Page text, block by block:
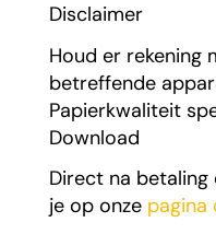
Disclaimer
Houd er rekening
betreffende
Papierkwaliteit
Download
Direct na
je op onze pagina